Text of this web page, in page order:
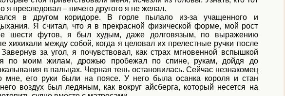
я преследовал – ничего другого я не желал.
в другом коридоре. В горле пылало из-за учащенного и
Я считал, что я в прекрасной физической форме, мой рост
шести футов, я был худым, даже долговязым, по выражению
хихикали между собой, когда я целовал их прелестные ручки после
за угол, я почувствовал, как страх мгновенной вспышкой
по моим жилам, дрожью пробежал по спине, рукам, дойдя до
в пальцах. Черная тень остановилась. Сейчас незнакомец
мне, его руки были на поясе. У него была осанка короля и стан
воздух был ледяным, как вокруг айсберга, который несется на